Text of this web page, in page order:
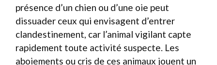
présence d’un chien ou d’une oie peut
dissuader ceux qui envisagent d’entrer
clandestinement, car l’animal vigilant capte
rapidement toute activité suspecte. Les
aboiements ou cris de ces animaux jouent un